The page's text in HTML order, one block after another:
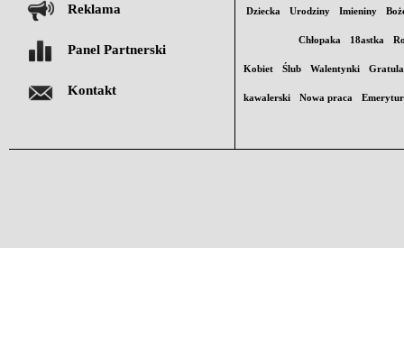
Reklama
Panel Partnerski
Kontakt
Dziecka Urodziny Imieniny
Chłopaka 18astka
Kobiet Ślub Walentynki
kawalerski Nowa praca